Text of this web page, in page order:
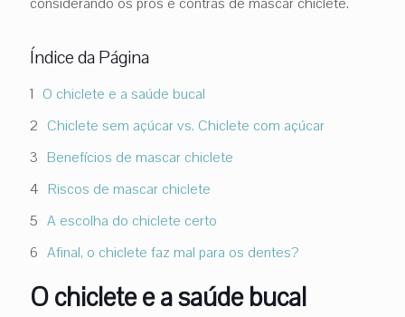
Índice da Página
O chiclete e a saúde bucal
Chiclete sem açúcar vs. Chiclete com açúcar
Benefícios de mascar chiclete
Riscos de mascar chiclete
A escolha do chiclete certo
Afinal, o chiclete faz mal para os dentes?
O chiclete e a saúde bucal